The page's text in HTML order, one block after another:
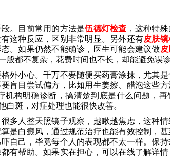
。目前常用的方法是伍德灯检查 ，这种特
这种反应，区别非常明显。另外还有皮肤
。如果仍然不能确诊，医生可能会建议做
都不复杂，花费时间也不长，却能避免误诊
外小心。千万不要随便买药膏涂抹，尤其
盲目尝试偏方，比如用生姜擦、醋泡这些方
构明确诊断，搞清楚到底是什么问题，再
斑，对症处理也能很快改善。
多人整天照镜子观察，越瞅越焦虑，这种
是白癜风，通过规范治疗也能有效控制，甚
自己，毕竟每个人的表现都不太一样。保
有帮助。如果实在担心，可以在线了解详